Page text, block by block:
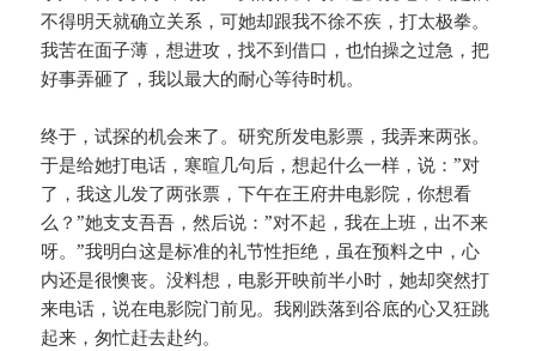
不得明天就确立关系，可她却跟我不徐不疾，打太极拳。
我苦在面子薄，想进攻，找不到借口，也怕操之过急，把
好事弄砸了，我以最大的耐心等待时机。
终于，试探的机会来了。研究所发电影票，我弄来两张。
于是给她打电话，寒暄几句后，想起什么一样，说：”对
了，我这儿发了两张票，下午在王府井电影院，你想看
么？”她支支吾吾，然后说：”对不起，我在上班，出不来
呀。”我明白这是标准的礼节性拒绝，虽在预料之中，心
内还是很懊丧。没料想，电影开映前半小时，她却突然打
来电话，说在电影院门前见。我刚跌落到谷底的心又狂跳
起来，匆忙赶去赴约。